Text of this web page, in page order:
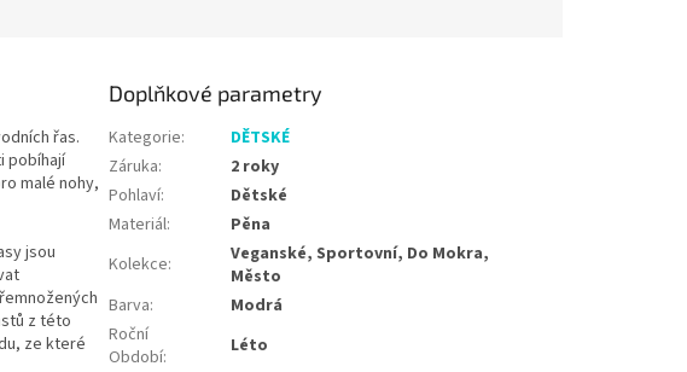
řas.
pobíhají
malé nohy,
jsou
z této
ze které
Doplňkové parametry
Kategorie:
DĚTSKÉ
Záruka:
2 roky
Pohlaví:
Dětské
Materiál:
Pěna
Kolekce:
Veganské, Sportovní, Do Mokra,
Město
Barva:
Modrá
Roční
Období: Léto